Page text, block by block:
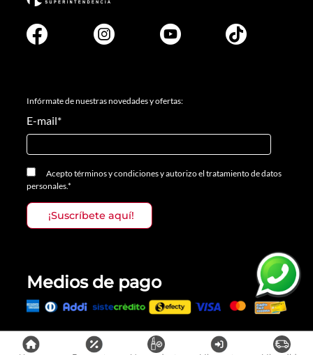
Infórmate de nuestras novedades y ofertas:
E-mail*
Aceptotérminos y condicionesyautorizo el tratamiento de datos
personales.*
Medios de pago
Todos los derechos reservados, Prosalon Distribuciones S.A.S., 2023